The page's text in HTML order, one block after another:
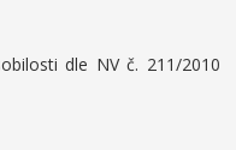
dle NV č. 211/2010